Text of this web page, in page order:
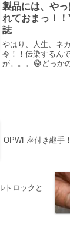
機能？どういうこ
製品には、や
れておまっ！
誌
やはり、人生、ネ
令！！伝染するん
が。。。😂どっか
OPWF座付き継手
トロックと